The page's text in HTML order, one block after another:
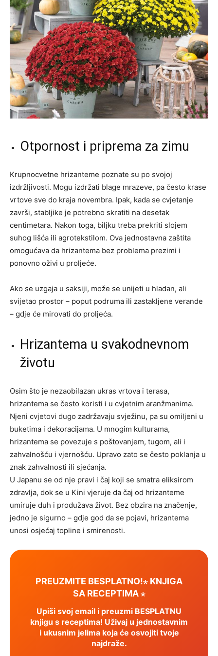
Otpornost i priprema za zimu
Krupnocvetne hrizanteme poznate su po svojoj
izdržljivosti. Mogu izdržati blage mrazeve, pa često krase
vrtove sve do kraja novembra. Ipak, kada se cvjetanje
završi, stabljike je potrebno skratiti na desetak
centimetara. Nakon toga, biljku treba prekriti slojem
suhog lišća ili agrotekstilom. Ova jednostavna zaštita
omogućava da hrizantema bez problema prezimi i
ponovno oživi u proljeće.
Ako se uzgaja u saksiji, može se unijeti u hladan, ali
svijetao prostor – poput podruma ili zastakljene verande
– gdje će mirovati do proljeća.
Hrizantema u svakodnevnom
životu
Osim što je nezaobilazan ukras vrtova i terasa,
hrizantema se često koristi i u cvjetnim aranžmanima.
Njeni cvjetovi dugo zadržavaju svježinu, pa su omiljeni u
buketima i dekoracijama. U mnogim kulturama,
hrizantema se povezuje s poštovanjem, tugom, ali i
zahvalnošću i vjernošću. Upravo zato se često poklanja u
znak zahvalnosti ili sjećanja.
U Japanu se od nje pravi i čaj koji se smatra eliksirom
zdravlja, dok se u Kini vjeruje da čaj od hrizanteme
umiruje duh i produžava život. Bez obzira na značenje,
jedno je sigurno – gdje god da se pojavi, hrizantema
unosi osjećaj topline i smirenosti.
PREUZMITE BESPLATNO!⋆ KNJIGA
SA RECEPTIMA ⋆
Upiši svoj email i preuzmi BESPLATNU
knjigu s receptima! Uživaj u jednostavnim
i ukusnim jelima koja će osvojiti tvoje
najdraže.